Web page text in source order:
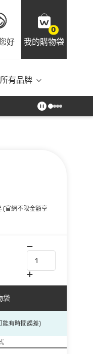
好
0
我的購物袋
所有品牌
(官網不限金額享
袋
能有時間誤差)